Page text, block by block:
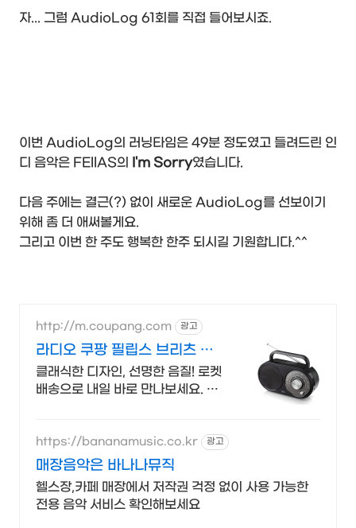
자... 그럼 AudioLog 61회를 직접 들어보시죠.
이번 AudioLog의 러닝타임은 49분 정도였고 들려드린 인
디 음악은 FEllAS의
I'm Sorry였습니다.
다음 주에는 결근(?) 없이 새로운 AudioLog를 선보이기
위해 좀 더 애써볼게요.
그리고 이번 한 주도 행복한 한주 되시길 기원합니다.^^
http://m.coupang.com 광고
라디오 쿠팡 필립스 브리츠 라
디오
클래식한 디자인, 선명한 음질! 로켓
배송으로 내일 바로 만나보세요. 다
https://bananamusic.co.kr 광고
매장음악은 바나나뮤직
헬스장,카페 매장에서 저작권 걱정 없이 사용 가능한
전용 음악 서비스 확인해보세요